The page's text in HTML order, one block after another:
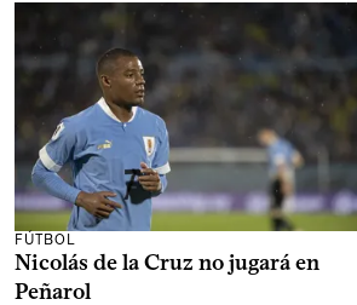
FÚTBOL
Nicolás de la Cruz no jugará en
Peñarol